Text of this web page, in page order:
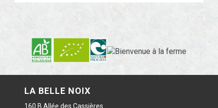
LA BELLE NOIX
160 B Allée des Cassières